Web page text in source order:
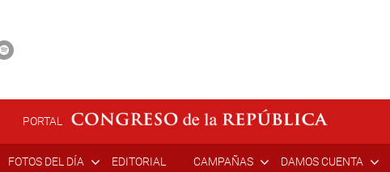
PORTAL
FOTOS DEL DÍA EDITORIAL CAMPAÑAS DAMOS CUENTA